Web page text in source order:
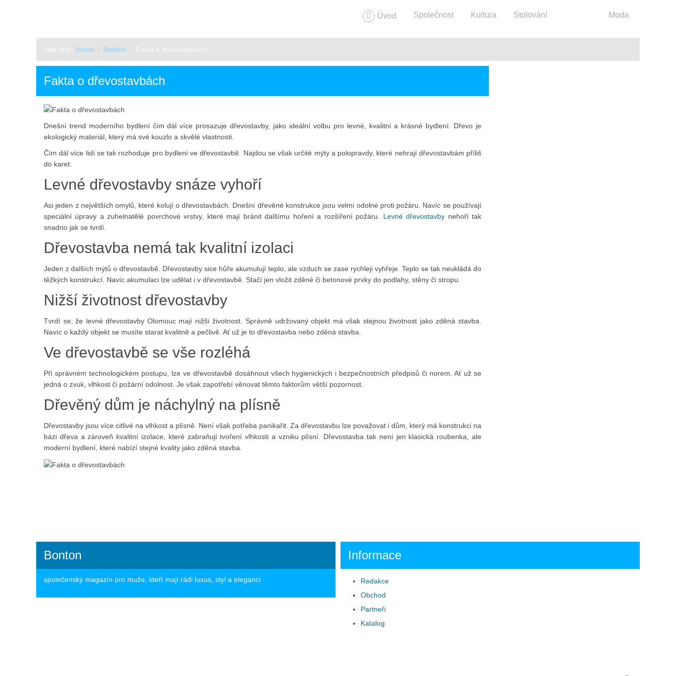
Úvod Společnost Kultura Stolování Moda
Jste zde: Home / Bydlení / Fakta o dřevostavbách
Fakta o dřevostavbách
Dnešní trend moderního bydlení čím dál více prosazuje dřevostavby, jako ideální volbu pro levné, kvalitní a krásné bydlení. Dřevo je
ekologický materiál, který má své kouzlo a skvělé vlastnosti.
Čím dál více lidí se tak rozhoduje pro bydlení ve dřevostavbě. Najdou se však určité mýty a polopravdy, které nehrají dřevostavbám příliš
do karet.
Levné dřevostavby snáze vyhoří
Asi jeden z největších omylů, které kolují o dřevostavbách. Dnešní dřevěné konstrukce jsou velmi odolné proti požáru. Navíc se používají
speciální úpravy a zuhelnatělé povrchové vrstvy, které mají bránit dalšímu hoření a rozšíření požáru. Levné dřevostavby nehoří tak
snadno jak se tvrdí.
Dřevostavba nemá tak kvalitní izolaci
Jeden z dalších mýtů o dřevostavbě. Dřevostavby sice hůře akumulují teplo, ale vzduch se zase rychleji vyhřeje. Teplo se tak neukládá do
těžkých konstrukcí. Navíc akumulaci lze udělat i v dřevostavbě. Stačí jen vložit zděné či betonové prvky do podlahy, stěny či stropu.
Nižší životnost dřevostavby
Tvrdí se, že levné dřevostavby Olomouc mají nižší životnost. Správně udržovaný objekt má však stejnou životnost jako zděná stavba.
Navíc o každý objekt se musíte starat kvalitně a pečlivě. Ať už je to dřevostavba nebo zděná stavba.
Ve dřevostavbě se vše rozléhá
Při správném technologickém postupu, lze ve dřevostavbě dosáhnout všech hygienických i bezpečnostních předpisů či norem. Ať už se
jedná o zvuk, vlhkost či požární odolnost. Je však zapotřebí věnovat těmto faktorům větší pozornost.
Dřevěný dům je náchylný na plísně
Dřevostavby jsou více citlivé na vlhkost a plísně. Není však potřeba panikařit. Za dřevostavbu lze považovat i dům, který má konstrukci na
bázi dřeva a zároveň kvalitní izolace, které zabraňují tvoření vlhkosti a vzniku plísní. Dřevostavba tak není jen klasická roubenka, ale
moderní bydlení, které nabízí stejné kvality jako zděná stavba.
Bonton
společenský magazín pro muže, kteří mají rádi luxus, styl a eleganci
Informace
Redakce
Obchod
Partneři
Katalog